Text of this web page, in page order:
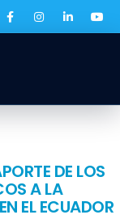
DE LOS
A LA
EL ECUADOR